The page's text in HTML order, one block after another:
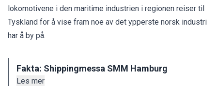
lokomotivene i den maritime industrien i regionen reiser til
Tyskland for å vise fram noe av det ypperste norsk industri
har å by på.
Fakta: Shippingmessa SMM Hamburg
Les mer